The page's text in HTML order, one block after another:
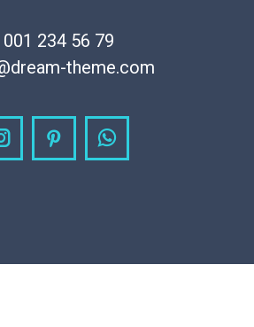
001 234 56 79
theme.com
InstagramPinterestWhatsapp